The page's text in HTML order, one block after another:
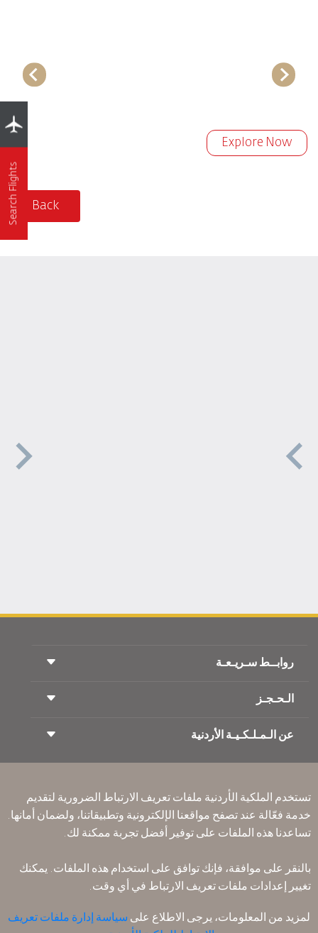
Explore Now
Back
Search Flights
روابــط سـريـعـة
شروط السفر
السفر أثناء الحمل
ذوي الاحتياجات الخاصة
Accessibility Plan and Feedback Process
الـحـجـز
حجز القطار
تكرم
الإقامه لمسافري الترانزيت
عن الـمـلـكـيـة الأردنية
انضم لعائلتنا
الأخبار
سـيـا سة الخصوصية
مكاتبنا حول العالم
شروط وأحكام العقد
سياسة ملفات تعريف الارتباط
سياسة خرق البيانات الشخصية
تستخدم الملكية الأردنية ملفات تعريف الارتباط الضرورية لتقديم
خدمة فعّالة عند تصفح مواقعنا الإلكترونية وتطبيقاتنا، ولضمان أمانها.
تساعدنا هذه الملفات على توفير أفضل تجربة ممكنة لك.
بالنقر على موافقة، فإنك توافق على استخدام هذه الملفات. يمكنك
تغيير إعدادات ملفات تعريف الارتباط في أي وقت.
لمزيد من المعلومات، يرجى الاطلاع على سياسة إدارة ملفات تعريف